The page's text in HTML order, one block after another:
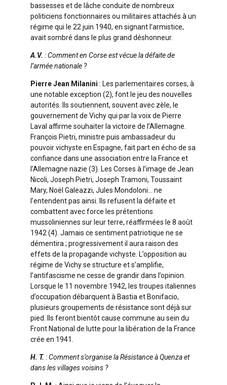
bassesses et de lâche conduite de nombreux
politiciens fonctionnaires ou militaires attachés à un
régime qui le 22 juin 1940, en signant l’armistice,
avait sombré dans le plus grand déshonneur.
A.V. : Comment en Corse est vécue la défaite de
l’armée nationale ?
Pierre Jean Milanini : Les parlementaires corses, à
une notable exception (2), font le jeu des nouvelles
autorités. Ils soutiennent, souvent avec zèle, le
gouvernement de Vichy qui par la voix de Pierre
Laval affirme souhaiter la victoire de l’Allemagne.
François Pietri, ministre puis ambassadeur du
pouvoir vichyste en Espagne, fait part en écho de sa
confiance dans une association entre la France et
l’Allemagne nazie (3). Les Corses à l’image de Jean
Nicoli, Joseph Pietri, Joseph Tramoni, Toussaint
Mary, Noël Galeazzi, Jules Mondoloni… ne
l’entendent pas ainsi. Ils refusent la défaite et
combattent avec force les prétentions
mussoliniennes sur leur terre, réaffirmées le 8 août
1942 (4). Jamais ce sentiment patriotique ne se
démentira ; progressivement il aura raison des
effets de la propagande vichyste. L’opposition au
régime de Vichy se structure et s’amplifie,
l’antifascisme ne cesse de grandir dans l’opinion.
Lorsque le 11 novembre 1942, les troupes italiennes
d’occupation débarquent à Bastia et Bonifacio,
plusieurs groupements de résistance sont déjà sur
pied. Ils feront bientôt cause commune au sein du
Front National de lutte pour la libération de la France
crée en 1941.
H. T. : Comment s’organise la Résistance à Quenza et
dans les villages voisins ?